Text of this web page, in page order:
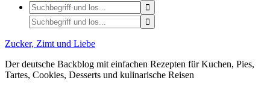
Zucker, Zimt und Liebe
Der deutsche Backblog mit einfachen Rezepten für Kuchen, Pies,
Tartes, Cookies, Desserts und kulinarische Reisen